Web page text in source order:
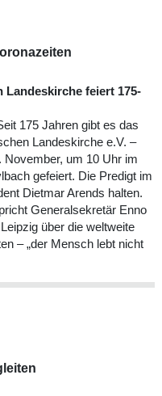
feiert 175-
175 Jahren gibt es das
Landeskirche e.V. –
um 10 Uhr im
gefeiert. Die Predigt im
Dietmar Arends halten.
Generalsekretär Enno
über die weltweite
– „der Mensch lebt nicht